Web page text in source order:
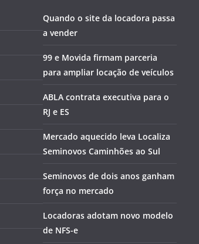
Quando o site da locadora passa
a vender
99 e Movida firmam parceria
para ampliar locação de veículos
ABLA contrata executiva para o
RJ e ES
Mercado aquecido leva Localiza
Seminovos Caminhões ao Sul
Seminovos de dois anos ganham
força no mercado
Locadoras adotam novo modelo
de NFS-e